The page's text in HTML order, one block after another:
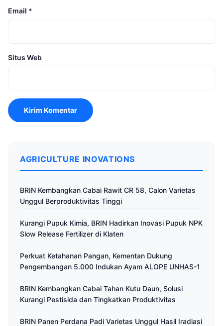
Email *
Situs Web
AGRICULTURE INOVATIONS
BRIN Kembangkan Cabai Rawit CR 58, Calon Varietas
Unggul Berproduktivitas Tinggi
Kurangi Pupuk Kimia, BRIN Hadirkan Inovasi Pupuk NPK
Slow Release Fertilizer di Klaten
Perkuat Ketahanan Pangan, Kementan Dukung
Pengembangan 5.000 Indukan Ayam ALOPE UNHAS-1
BRIN Kembangkan Cabai Tahan Kutu Daun, Solusi
Kurangi Pestisida dan Tingkatkan Produktivitas
BRIN Panen Perdana Padi Varietas Unggul Hasil Iradiasi